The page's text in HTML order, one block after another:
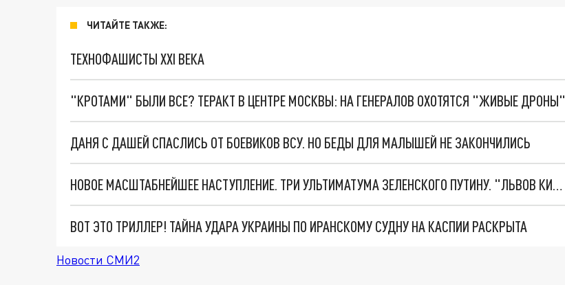
ЧИТАЙТЕ ТАКЖЕ:
ТЕХНОФАШИСТЫ XXI ВЕКА
"КРОТАМИ" БЫЛИ ВСЕ? ТЕРАКТ В ЦЕНТРЕ МОСКВЫ: НА ГЕНЕРАЛОВ ОХОТЯТСЯ "ЖИВЫЕ ДРОНЫ"
ДАНЯ С ДАШЕЙ СПАСЛИСЬ ОТ БОЕВИКОВ ВСУ. НО БЕДЫ ДЛЯ МАЛЫШЕЙ НЕ ЗАКОНЧИЛИСЬ
НОВОЕ МАСШТАБНЕЙШЕЕ НАСТУПЛЕНИЕ. ТРИ УЛЬТИМАТУМА ЗЕЛЕНСКОГО ПУТИНУ. "ЛЬВОВ КИМА" ПОСТАВЯТ НА ПВО? ГЛОБАЛЬНЫЙ ПРОРЫВ ПОД ЗАПОРОЖЬЕМ
ВОТ ЭТО ТРИЛЛЕР! ТАЙНА УДАРА УКРАИНЫ ПО ИРАНСКОМУ СУДНУ НА КАСПИИ РАСКРЫТА
Новости СМИ2